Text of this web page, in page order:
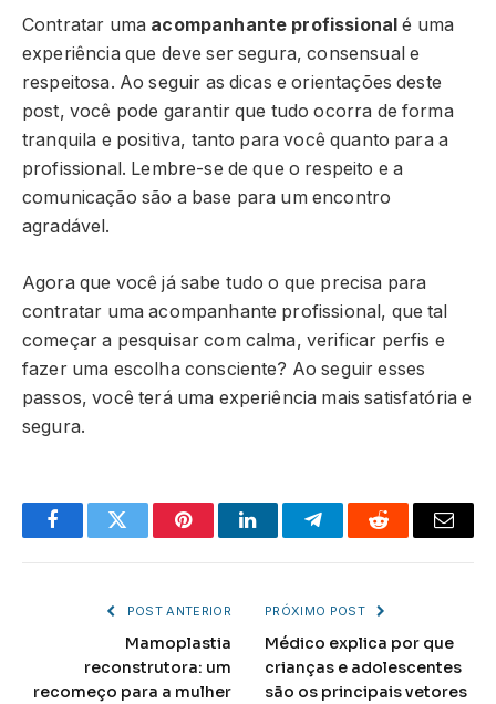
Contratar uma acompanhante profissional é uma
experiência que deve ser segura, consensual e
respeitosa. Ao seguir as dicas e orientações deste
post, você pode garantir que tudo ocorra de forma
tranquila e positiva, tanto para você quanto para a
profissional. Lembre-se de que o respeito e a
comunicação são a base para um encontro
agradável.
Agora que você já sabe tudo o que precisa para
contratar uma acompanhante profissional, que tal
começar a pesquisar com calma, verificar perfis e
fazer uma escolha consciente? Ao seguir esses
passos, você terá uma experiência mais satisfatória e
segura.
FacebookTwitter PinterestLinkedInTelegramReddit Email
POST ANTERIOR
Mamoplastia
reconstrutora: um
recomeço para a mulher
PRÓXIMO POST
Médico explica por que
crianças e adolescentes
são os principais vetores